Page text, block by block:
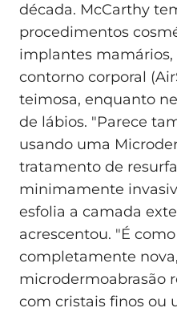
década. McCarthy
procedimentos
implantes mamários,
contorno corporal
teimosa, enquanto
de lábios. "Parece
usando uma
tratamento de
minimamente
esfolia a camada
acrescentou. "É
completamente
microdermoabrasão
com cristais finos ou